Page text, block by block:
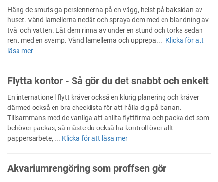
Häng de smutsiga persiennerna på en vägg, helst på baksidan av
huset. Vänd lamellerna nedåt och spraya dem med en blandning av
tvål och vatten. Låt dem rinna av under en stund och torka sedan
rent med en svamp. Vänd lamellerna och upprepa.... Klicka för att
läsa mer
Flytta kontor - Så gör du det snabbt och enkelt
En internationell flytt kräver också en klurig planering och kräver
därmed också en bra checklista för att hålla dig på banan.
Tillsammans med de vanliga att anlita flyttfirma och packa det som
behöver packas, så måste du också ha kontroll över allt
pappersarbete, ... Klicka för att läsa mer
Akvariumrengöring som proffsen gör